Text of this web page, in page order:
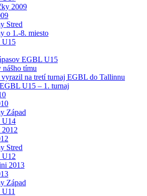
2009
Stred
o 1.-8. miesto
U15
EGBL U15
tímu
na tretí turnaj EGBL do Tallinnu
U15 – 1. turnaj
Západ
U14
Stred
U12
2013
Západ